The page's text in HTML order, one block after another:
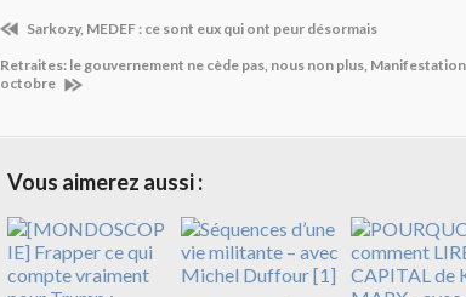
Sarkozy, MEDEF : ce sont eux qui ont peur désormais
Retraites: le gouvernement ne cède pas, nous non plus, Manifestation
octobre
Vous aimerez aussi :